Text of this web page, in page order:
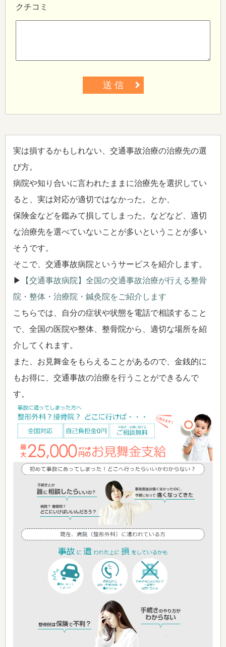
クチコミ
送 信
実は損するかもしれない、交通事故治療の治療先の選
び方。
病院や知り合いに言われたままに治療先を選択してい
ると、実は対応が適切ではなかった。とか、
保険金などを鑑みて損してしまった。などなど、適切
な治療先を選べていないことが多いということが多い
そうです。
そこで、交通事故病院というサービスを紹介します。
▶
【交通事故病院】全国の交通事故治療が行える整骨
院・整体・治療院・鍼灸院をご紹介します
こちらでは、自分の症状や状態を電話で相談すること
で、全国の医院や整体、整骨院から、適切な場所を紹
介してくれます。
また、お見舞金をもらえることがあるので、金銭的に
もお得に、交通事故の治療を行うことができるんで
す。